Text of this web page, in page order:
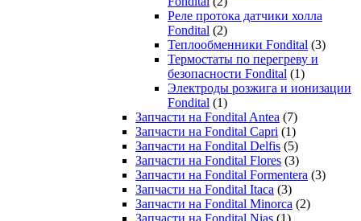
Реле протока датчики холла
Fondital (2)
Теплообменники Fondital (3)
Термостаты по перегреву и
безопасности Fondital (1)
Электроды розжига и ионизации
Fondital (1)
Запчасти на Fondital Antea (7)
Запчасти на Fondital Capri (1)
Запчасти на Fondital Delfis (5)
Запчасти на Fondital Flores (3)
Запчасти на Fondital Formentera (3)
Запчасти на Fondital Itaca (3)
Запчасти на Fondital Minorca (2)
Запчасти на Fondital Nias (1)